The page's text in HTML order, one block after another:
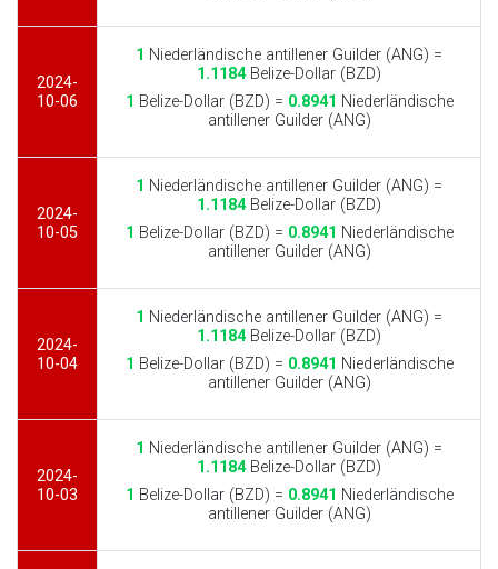
2024-
10-06
1 Niederländische antillener Guilder (ANG) =
1.1184Belize-Dollar (BZD)
1 Belize-Dollar (BZD) = 0.8941 Niederländische
antillener Guilder (ANG)
2024-
10-05
1 Niederländische antillener Guilder (ANG) =
1.1184Belize-Dollar (BZD)
1 Belize-Dollar (BZD) = 0.8941 Niederländische
antillener Guilder (ANG)
2024-
10-04
1 Niederländische antillener Guilder (ANG) =
1.1184Belize-Dollar (BZD)
1 Belize-Dollar (BZD) = 0.8941 Niederländische
antillener Guilder (ANG)
2024-
10-03
1 Niederländische antillener Guilder (ANG) =
1.1184Belize-Dollar (BZD)
1 Belize-Dollar (BZD) = 0.8941 Niederländische
antillener Guilder (ANG)